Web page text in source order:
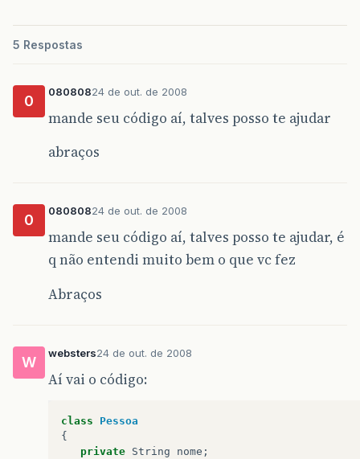
5 Respostas
0
08080824 de out. de 2008
mande seu código aí, talves posso te ajudar
abraços
0
08080824 de out. de 2008
mande seu código aí, talves posso te ajudar, é
q não entendi muito bem o que vc fez
Abraços
W
websters24 de out. de 2008
Aí vai o código:
class
Pessoa
{
private String nome ;